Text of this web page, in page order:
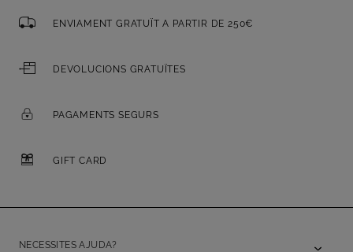
ENVIAMENT GRATUÏT A PARTIR DE 250€
DEVOLUCIONS GRATUÏTES
PAGAMENTS SEGURS
GIFT CARD
NECESSITES AJUDA?